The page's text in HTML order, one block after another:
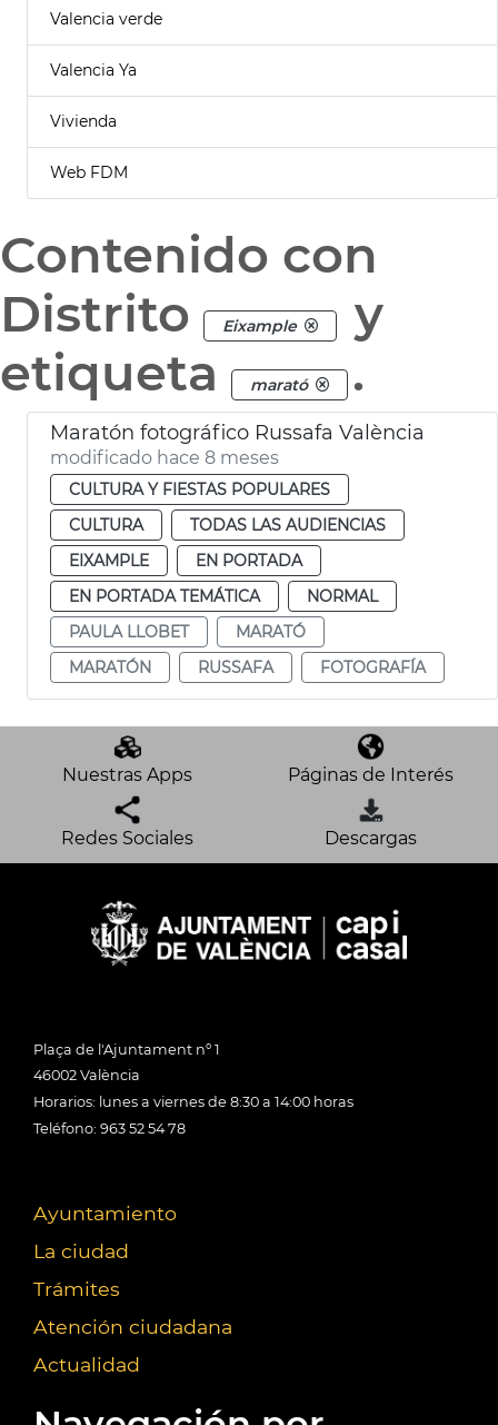
Valencia verde
Valencia Ya
Vivienda
Web FDM
Contenido con
Distrito
Eixample
y
etiqueta
marató .
Maratón fotográfico Russafa València
modificado hace 8 meses
CULTURA Y FIESTAS POPULARES
CULTURA
TODAS LAS AUDIENCIAS
EIXAMPLE
EN PORTADA
EN PORTADA TEMÁTICA
NORMAL
PAULA LLOBET
MARATÓ
MARATÓN
RUSSAFA FOTOGRAFÍA
Nuestras Apps Páginas de Interés
Redes Sociales Descargas
Plaça de l'Ajuntament nº 1
46002 València
Horarios: lunes a viernes de 8:30 a 14:00 horas
Teléfono: 963 52 54 78
Ayuntamiento
La ciudad
Trámites
Atención ciudadana
Actualidad